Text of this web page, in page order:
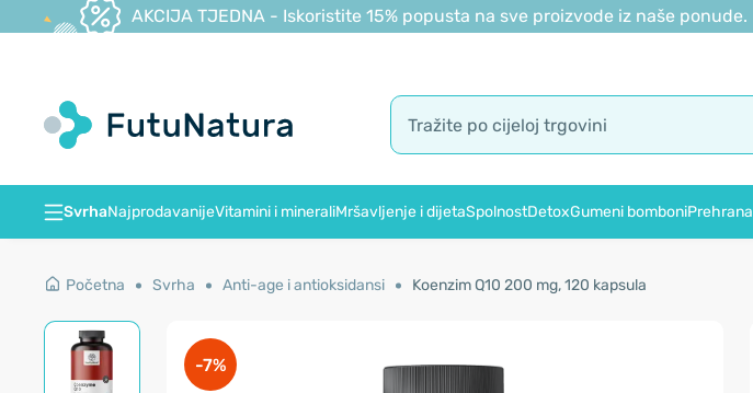
AKCIJA TJEDNA - Iskoristite 15% popusta na sve proizvode iz naše ponude.
SvrhaNajprodavanijeVitamini i mineraliMršavljenje i dijetaSpolnostDetoxGumeni bomboniPrehrana
Početna Svrha Anti-age i antioksidansi Koenzim Q10 200 mg, 120 kapsula
-7%